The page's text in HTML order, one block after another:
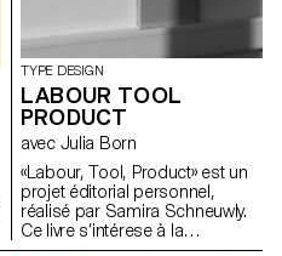
TYPE DESIGN
LABOUR TOOL
PRODUCT
avec Julia Born
«Labour, Tool, Product» est un
projet éditorial personnel,
réalisé par Samira Schneuwly.
Ce livre s’intérese à la
profession, universlle, de